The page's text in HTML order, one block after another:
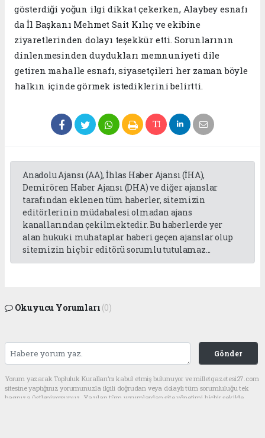
gösterdiği yoğun ilgi dikkat çekerken, Alaybey esnafı
da İl Başkanı Mehmet Sait Kılıç ve ekibine
ziyaretlerinden dolayı teşekkür etti. Sorunlarının
dinlenmesinden duydukları memnuniyeti dile
getiren mahalle esnafı, siyasetçileri her zaman böyle
halkın içinde görmek istediklerini belirtti.
Anadolu Ajansı (AA), İhlas Haber Ajansı (İHA),
Demirören Haber Ajansı (DHA) ve diğer ajanslar
tarafından eklenen tüm haberler, sitemizin
editörlerinin müdahalesi olmadan ajans
kanallarından çekilmektedir. Bu haberlerde yer
alan hukuki muhataplar haberi geçen ajanslar olup
sitemizin hiç bir editörü sorumlu tutulamaz...
Okuyucu Yorumları (0)
Gönder
Yorum yazarak Topluluk Kuralları’nı kabul etmiş bulunuyor ve milletgazetesi27.com
sitesine yaptığınız yorumunuzla ilgili doğrudan veya dolaylı tüm sorumluluğu tek
başınıza üstleniyorsunuz. Yazılan tüm yorumlardan site yönetimi hiçbir şekilde